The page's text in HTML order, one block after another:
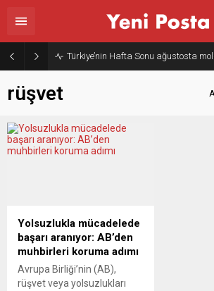
Türkiye’nin Hafta Sonu ağustosta
rüşvet
Yolsuzlukla mücadelede
başarı aranıyor: AB’den
muhbirleri koruma adımı
Avrupa Birliği’nin (AB),
rüşvet veya yolsuzlukları